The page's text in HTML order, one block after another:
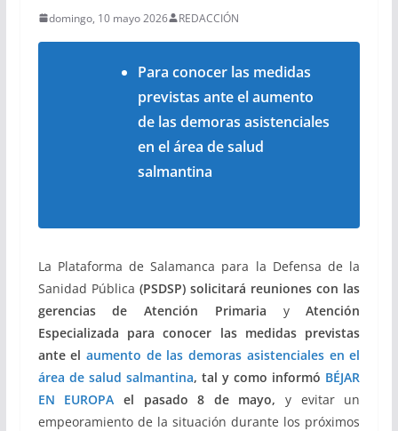
domingo, 10 mayo 2026 REDACCIÓN
Para conocer las medidas
previstas ante el aumento
de las demoras asistenciales
en el área de salud
salmantina
La Plataforma de Salamanca para la Defensa de la
Sanidad Pública (PSDSP) solicitará reuniones con las
gerencias de
Atención Primaria yAtención
Especializada para conocer las medidas previstas
ante elaumento de las demoras asistenciales en el
área de salud salmantina, tal y como informó BÉJAR
EN EUROPA el pasado 8 de mayo,y evitar un
empeoramiento de la situación durante los próximos